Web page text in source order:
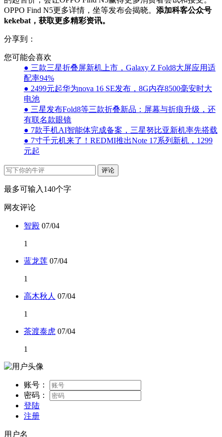
OPPO Find N5更多详情，坐等发布会揭晓。 添加科客公众号
kekebat，获取更多精彩资讯。
分享到：
您可能会喜欢
● 三款三星折叠屏新机上市，Galaxy Z Fold8大屏应用适
配率94%
● 2499元起华为nova 16 SE发布，8G内存8500毫安时大
电池
● 三星发布Fold8等三款折叠新品：屏幕与折痕升级，还
有联名款眼镜
● 7款手机AI智能体完成备案，三星努比亚新机率先搭载
● 7寸千元机来了！REDMI推出Note 17系列新机，1299
元起
评论
最多可输入140个字
网友评论
智殿 07/04
1
蓝龙莲 07/04
1
高木秋人 07/04
1
茶渡泰虎 07/04
1
账号：
密码：
登陆
注册
用户名